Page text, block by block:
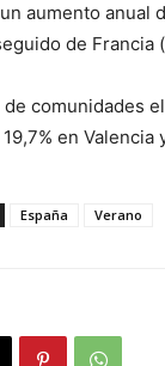
aumento anual
de Francia
de comunidades
en Valencia
España Verano